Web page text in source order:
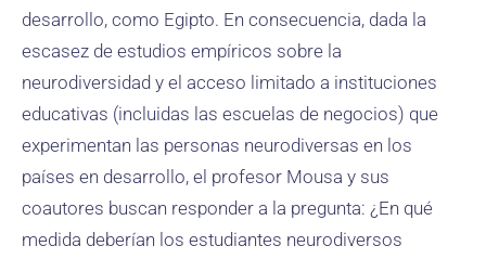
desarrollo, como Egipto. En consecuencia, dada la
escasez de estudios empíricos sobre la
neurodiversidad y el acceso limitado a instituciones
educativas (incluidas las escuelas de negocios) que
experimentan las personas neurodiversas en los
países en desarrollo, el profesor Mousa y sus
coautores buscan responder a la pregunta: ¿En qué
medida deberían los estudiantes neurodiversos